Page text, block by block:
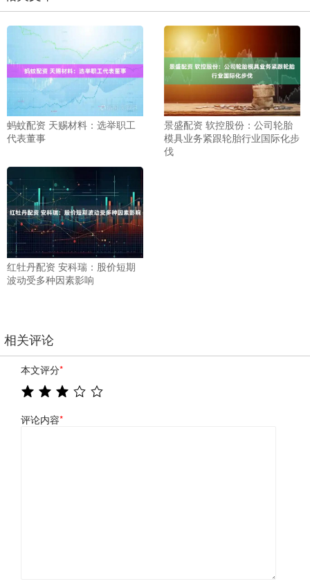
蚂蚊配资 天赐材料：选举职工
代表董事
景盛配资 软控股份：公司轮胎
模具业务紧跟轮胎行业国际化步
伐
红牡丹配资 安科瑞：股价短期
波动受多种因素影响
相关评论
本文评分*
评论内容*